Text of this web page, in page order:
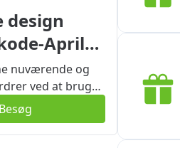
design
April
nuværende og
ved at bruge
Flise design på
er nemt at bruge
og
Besøg